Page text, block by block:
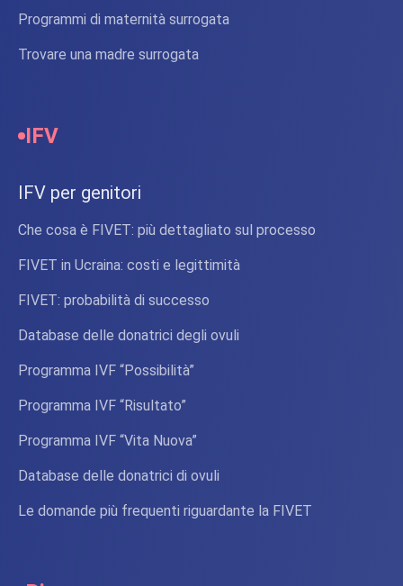
Programmi di maternità surrogata
Trovare una madre surrogata
IFV
IFV per genitori
Che cosa è FIVET: più dettagliato sul processo
FIVET in Ucraina: costi e legittimità
FIVET: probabilità di successo
Database delle donatrici degli ovuli
Programma IVF “Possibilità”
Programma IVF “Risultato”
Programma IVF “Vita Nuova”
Database delle donatrici di ovuli
Le domande più frequenti riguardante la FIVET